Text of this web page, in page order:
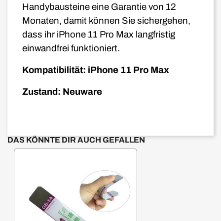
Handybausteine eine Garantie von 12
Monaten, damit können Sie sichergehen,
dass ihr iPhone 11 Pro Max langfristig
einwandfrei funktioniert.
Kompatibilität: iPhone 11 Pro Max
Zustand: Neuware
DAS KÖNNTE DIR AUCH GEFALLEN